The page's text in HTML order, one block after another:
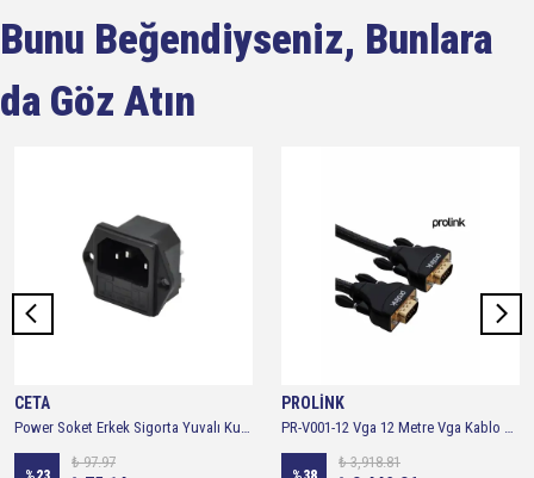
Bunu Beğendiyseniz, Bunlara
da Göz Atın
CETA
Power Soket Erkek Sigorta Yuvalı Kulaklı
₺ 97.97
PROLİNK
PR-V001-12 Vga 12 Metre Vga Kablo Altın Uçlu Vga ( 12 Metre )
₺ 3,918.81